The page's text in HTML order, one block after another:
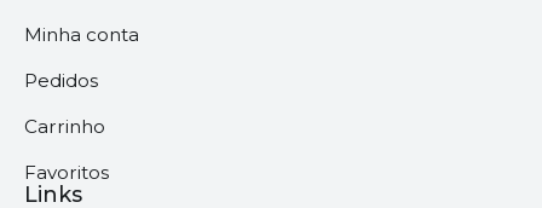
Minha conta
Pedidos
Carrinho
Favoritos
Links